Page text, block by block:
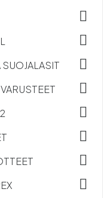


SUOJALASIT 




